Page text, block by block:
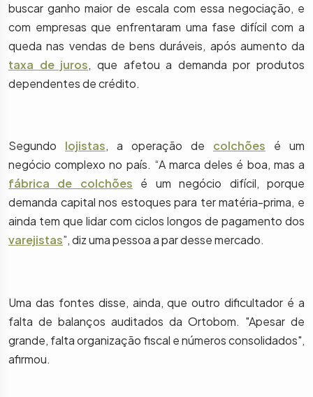
buscar ganho maior de escala com essa negociação, e
com empresas que enfrentaram uma fase difícil com a
queda nas vendas de bens duráveis, após aumento da
taxa de juros, que afetou a demanda por produtos
dependentes de crédito.
Segundo lojistas, a operação de colchões é um
negócio complexo no país. “A marca deles é boa, mas a
fábrica de colchões é um negócio difícil, porque
demanda capital nos estoques para ter matéria-prima, e
ainda tem que lidar com ciclos longos de pagamento dos
varejistas”, diz uma pessoa a par desse mercado.
Uma das fontes disse, ainda, que outro dificultador é a
falta de balanços auditados da Ortobom. "Apesar de
grande, falta organização fiscal e números consolidados",
afirmou.